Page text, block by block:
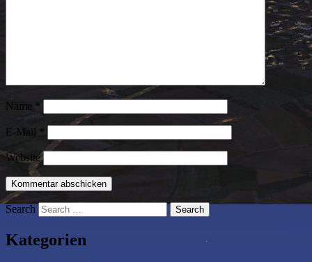
Name *
E-Mail *
Website
Search
Kategorien